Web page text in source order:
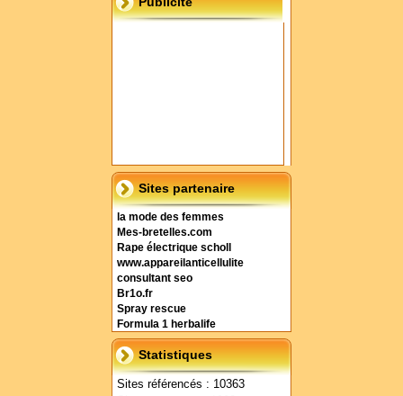
Sites partenaire
la mode des femmes
Mes-bretelles.com
Rape électrique scholl
www.appareilanticellulite
consultant seo
Br1o.fr
Spray rescue
Formula 1 herbalife
Statistiques
Sites référencés : 10363